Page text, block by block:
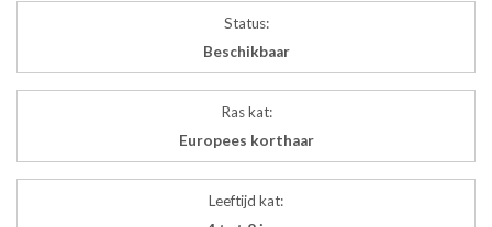
Status:
Beschikbaar
Ras kat:
Europees korthaar
Leeftijd kat: